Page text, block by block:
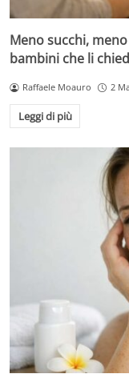
Meno succhi,
bambini che li
Raffaele Moauro 2
Leggi di più